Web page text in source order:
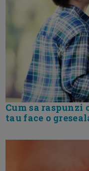
Cum sa
tau face o